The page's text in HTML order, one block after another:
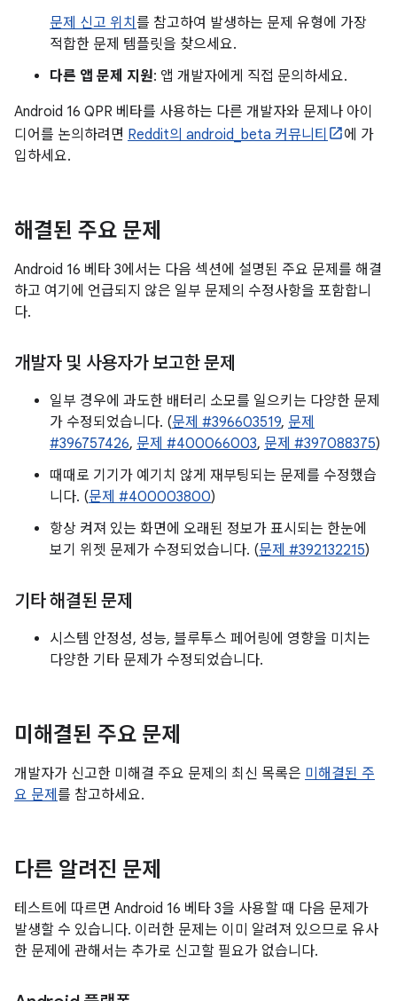
문제 신고 위치 를 참고하여 발생하는 문제 유형에 가장
적합한 문제 템플릿을 찾으세요.
다른 앱 문제 지원: 앱 개발자에게 직접 문의하세요.
Android 16 QPR 베타를 사용하는 다른 개발자와 문제나 아이
디어를 논의하려면 Reddit의 android_beta 커뮤니티
에 가
입하세요.
해결된 주요 문제
Android 16 베타 3에서는 다음 섹션에 설명된 주요 문제를 해결
하고 여기에 언급되지 않은 일부 문제의 수정사항을 포함합니
다.
개발자 및 사용자가 보고한 문제
일부 경우에 과도한 배터리 소모를 일으키는 다양한 문제
가 수정되었습니다. (문제 #396603519, 문제
#396757426, 문제 #400066003, 문제 #397088375)
때때로 기기가 예기치 않게 재부팅되는 문제를 수정했습
니다. (문제 #400003800)
항상 켜져 있는 화면에 오래된 정보가 표시되는 한눈에
보기 위젯 문제가 수정되었습니다. (문제 #392132215)
기타 해결된 문제
시스템 안정성, 성능, 블루투스 페어링에 영향을 미치는
다양한 기타 문제가 수정되었습니다.
미해결된 주요 문제
개발자가 신고한 미해결 주요 문제의 최신 목록은 미해결된 주
요 문제 를 참고하세요.
다른 알려진 문제
테스트에 따르면 Android 16 베타 3을 사용할 때 다음 문제가
발생할 수 있습니다. 이러한 문제는 이미 알려져 있으므로 유사
한 문제에 관해서는 추가로 신고할 필요가 없습니다.